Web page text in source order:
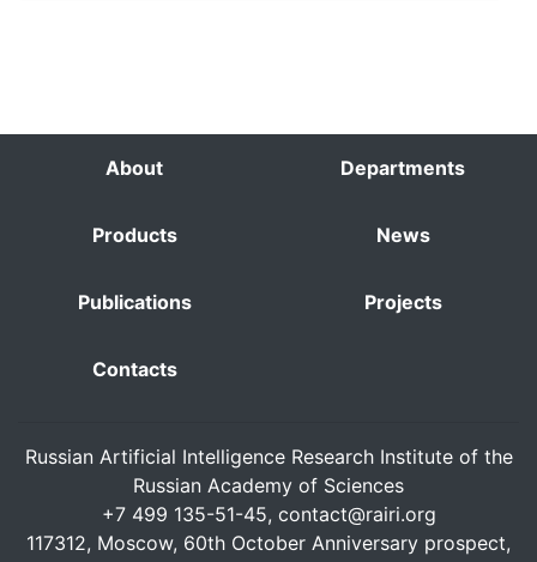
About Departments
Products News
Publications Projects
Contacts
Russian Artificial Intelligence Research Institute of the
Russian Academy of Sciences
+7 499 135-51-45, contact@rairi.org
117312, Moscow, 60th October Anniversary prospect,